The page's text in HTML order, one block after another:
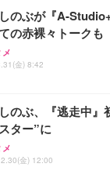
のぶが『A-
の赤裸々トークも
金) 8:42
のぶ、『逃走中』
ター”に
金) 12:00